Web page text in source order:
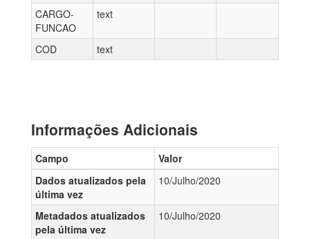
CARGO-
FUNCAO
text
COD text
Informações Adicionais
Campo
Valor
Dados atualizados pela
última vez
10/Julho/2020
Metadados atualizados
pela última vez
10/Julho/2020